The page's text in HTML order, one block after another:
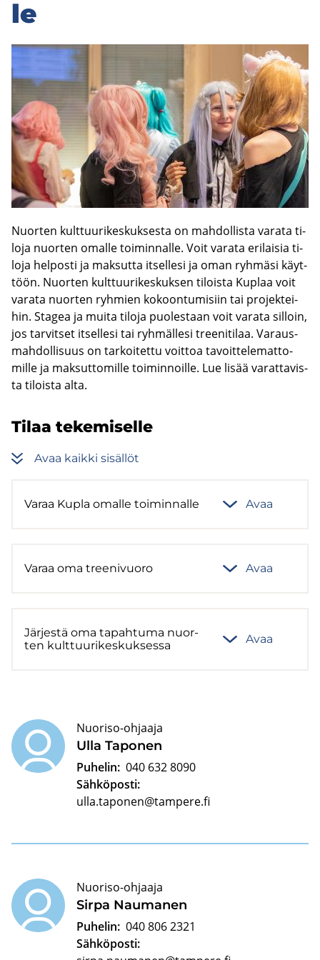
le
Nuor­ten kult­tuu­ri­kes­kuk­ses­ta on mah­dol­lis­ta va­ra­ta ti­
lo­ja nuor­ten omal­le toi­min­nal­le. Voit va­ra­ta eri­lai­sia ti­
lo­ja hel­pos­ti ja mak­sut­ta it­sel­le­si ja oman ryh­mä­si käyt­
töön. Nuor­ten kult­tuu­ri­kes­kuk­sen ti­lois­ta Kuplaa voit
va­ra­ta nuor­ten ryh­mien ko­koon­tu­mi­siin tai pro­jek­tei­
hin. Sta­gea ja muita ti­lo­ja puo­les­taan voit va­ra­ta sil­loin,
jos tar­vit­set it­sel­le­si tai ryh­mäl­le­si tree­ni­ti­laa. Va­raus­
mah­dol­li­suus on tar­koi­tet­tu voit­toa ta­voit­te­le­mat­to­
mil­le ja mak­sut­to­mil­le toi­min­noil­le. Lue lisää va­rat­ta­vis­
ta ti­lois­ta alta.
Tilaa te­ke­mi­sel­le
Avaa kaik­ki si­säl­löt
Varaa Kupla omal­le toi­min­nal­le Avaa
Varaa oma tree­ni­vuo­ro Avaa
Jär­jes­tä oma ta­pah­tu­ma nuor­
ten kult­tuu­ri­kes­kuk­ses­sa
Avaa
Ulla Ta­po­nen
Nuoriso-ohjaaja
Puhelin: 040 632 8090
Sähköposti:
ulla.taponen@tampere.fi
Sirpa Nau­ma­nen
Nuoriso-ohjaaja
Puhelin: 040 806 2321
Sähköposti: